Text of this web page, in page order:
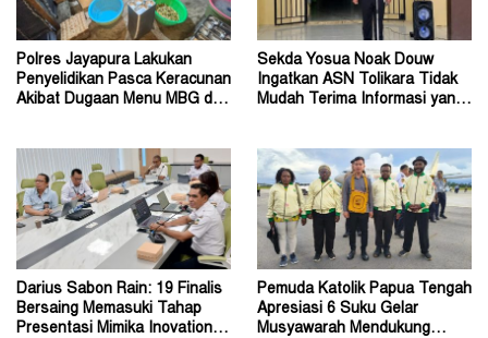
Polres Jayapura Lakukan
Penyelidikan Pasca Keracunan
Akibat Dugaan Menu MBG di
Sekda Yosua Noak Douw
Ingatkan ASN Tolikara Tidak
Mudah Terima Informasi yang
Darius Sabon Rain: 19 Finalis
Bersaing Memasuki Tahap
Presentasi Mimika Inovation
Pemuda Katolik Papua Tengah
Apresiasi 6 Suku Gelar
Musyawarah Mendukung